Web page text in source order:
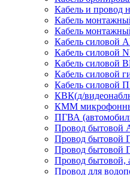
Кабель и провод
Кабель
Кабель
Кабель силовой
Кабель силовой
Кабель силовой
Кабель
Кабель силовой
КВК(д/
КММ
ПГВА
Провод
Провод бытовой
Провод бытовой
Провод
Провод для